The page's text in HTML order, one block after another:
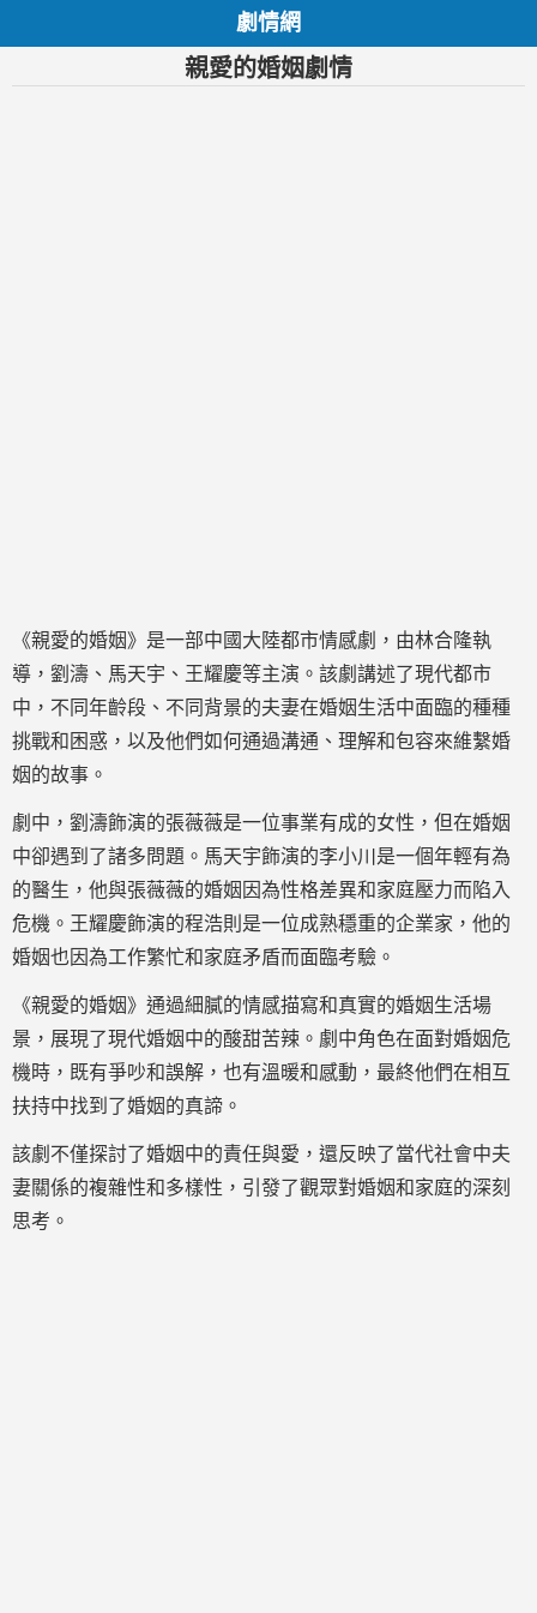
劇情網
親愛的婚姻劇情
《親愛的婚姻》是一部中國大陸都市情感劇，由林合隆執
導，劉濤、馬天宇、王耀慶等主演。該劇講述了現代都市
中，不同年齡段、不同背景的夫妻在婚姻生活中面臨的種種
挑戰和困惑，以及他們如何通過溝通、理解和包容來維繫婚
姻的故事。
劇中，劉濤飾演的張薇薇是一位事業有成的女性，但在婚姻
中卻遇到了諸多問題。馬天宇飾演的李小川是一個年輕有為
的醫生，他與張薇薇的婚姻因為性格差異和家庭壓力而陷入
危機。王耀慶飾演的程浩則是一位成熟穩重的企業家，他的
婚姻也因為工作繁忙和家庭矛盾而面臨考驗。
《親愛的婚姻》通過細膩的情感描寫和真實的婚姻生活場
景，展現了現代婚姻中的酸甜苦辣。劇中角色在面對婚姻危
機時，既有爭吵和誤解，也有溫暖和感動，最終他們在相互
扶持中找到了婚姻的真諦。
該劇不僅探討了婚姻中的責任與愛，還反映了當代社會中夫
妻關係的複雜性和多樣性，引發了觀眾對婚姻和家庭的深刻
思考。